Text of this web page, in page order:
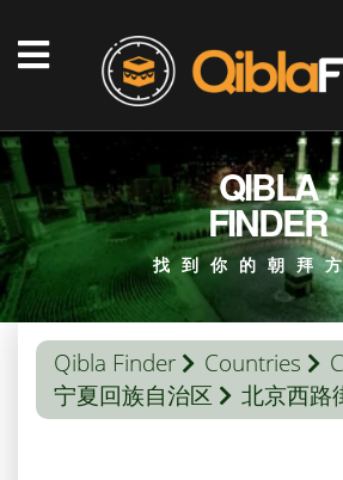
QIBLA
FINDER
找到你的朝拜
Qibla Finder Countries
宁夏回族自治区
北京西路